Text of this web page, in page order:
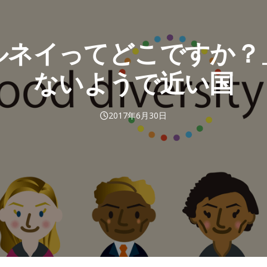
イってどこですか
ないようで近い国
2017年6月30日